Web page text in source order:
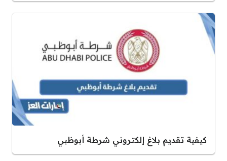
كيفية تقديم بلاغ إلكتروني شرطة أبوظبي